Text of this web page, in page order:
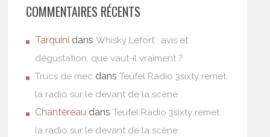
COMMENTAIRES RÉCENTS
Tarquini dansWhisky Lefort : avis et
dégustation, que vaut-il vraiment ?
Trucs de mec dansTeufel Radio 3sixty remet
la radio sur le devant de la scène
Chantereau dansTeufel Radio 3sixty remet
la radio sur le devant de la scène